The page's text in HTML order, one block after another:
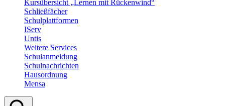
Kursübersicht „Lernen mit Rückenwind“
Schließfächer
Schulplattformen
IServ
Untis
Weitere Services
Schulanmeldung
Schulnachrichten
Hausordnung
Mensa